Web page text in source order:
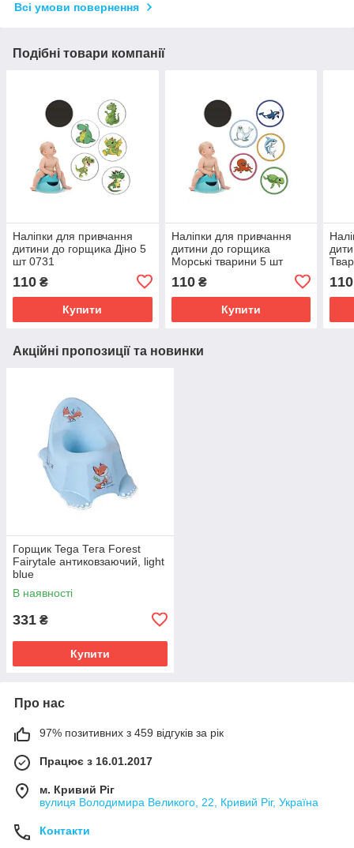
Всі умови повернення
Подібні товари компанії
Наліпки для привчання
дитини до горщика Діно 5
шт 0731
110 ₴
Купити
Наліпки для привчання
дитини до горщика
Морські тварини 5 шт
110₴
Купити
110
Акційні пропозиції та новинки
Горщик Tega Тега Forest
Fairytale антиковзаючий, light
blue
В наявності
331 ₴
Купити
Про нас
97% позитивних з 459 відгуків за рік
Працює з 16.01.2017
м. Кривий Ріг
вулиця Володимира Великого, 22, Кривий Ріг, Україна
Контакти